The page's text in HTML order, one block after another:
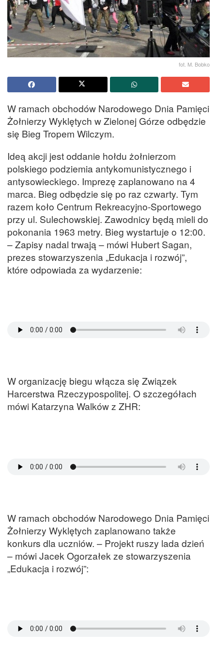
fot. M. Bobko
W ramach obchodów Narodowego Dnia Pamięci
Żołnierzy Wyklętych w Zielonej Górze odbędzie
się Bieg Tropem Wilczym.
Ideą akcji jest oddanie hołdu żołnierzom
polskiego podziemia antykomunistycznego i
antysowieckiego. Imprezę zaplanowano na 4
marca. Bieg odbędzie się po raz czwarty. Tym
razem koło Centrum Rekreacyjno-Sportowego
przy ul. Sulechowskiej. Zawodnicy będą mieli do
pokonania 1963 metry. Bieg wystartuje o 12:00.
– Zapisy nadal trwają – mówi Hubert Sagan,
prezes stowarzyszenia „Edukacja i rozwój”,
które odpowiada za wydarzenie:
W organizację biegu włącza się Związek
Harcerstwa Rzeczypospolitej. O szczegółach
mówi Katarzyna Walków z ZHR:
W ramach obchodów Narodowego Dnia Pamięci
Żołnierzy Wyklętych zaplanowano także
konkurs dla uczniów. – Projekt ruszy lada dzień
– mówi Jacek Ogorzałek ze stowarzyszenia
„Edukacja i rozwój”: